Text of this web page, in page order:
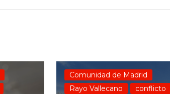
Comunidad de Madrid
Rayo Vallecano
conflicto